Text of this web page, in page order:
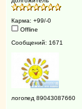
Карма: +99/-0
Offline
Сообщений: 1671
логопед 89043087660